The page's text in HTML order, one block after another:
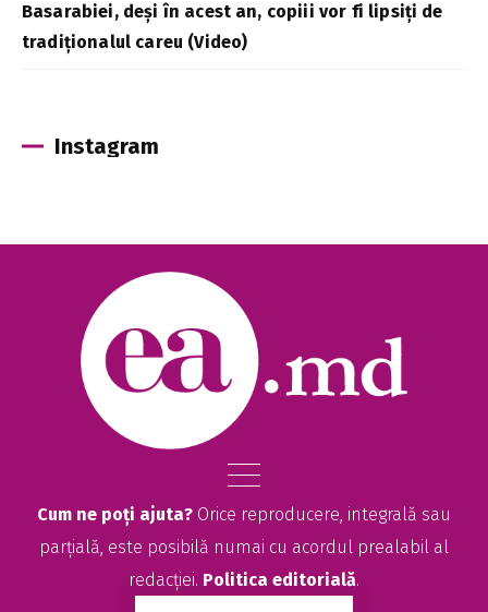
Basarabiei, deși în acest an, copiii vor fi lipsiți de
tradiționalul careu (Video)
Instagram
Cum ne poți ajuta? Orice reproducere, integrală sau
parțială, este posibilă numai cu acordul prealabil al
redacției. Politica editorială.